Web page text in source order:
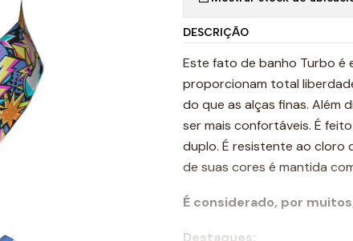
DESCRIÇÃO
Este fato de banho Turbo é
proporcionam total
do que as alças finas. Além
ser mais confortáveis. É
duplo. É resistente ao cloro
de suas cores é mantida
É considerado, por
Destaques: